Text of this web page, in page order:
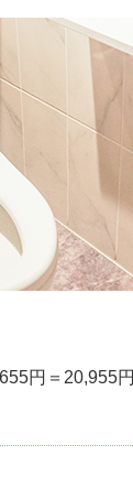
円＝20,955円